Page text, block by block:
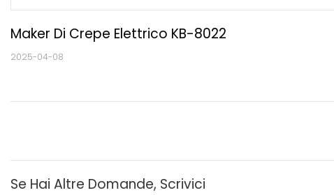
Maker Di Crepe Elettrico KB-8022
2025-04-08
Se Hai Altre Domande, Scrivici